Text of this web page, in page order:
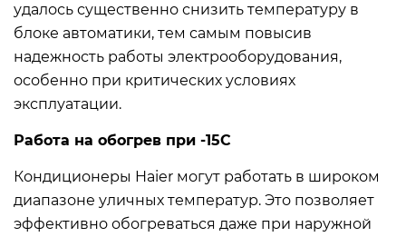
удалось существенно снизить температуру в
блоке автоматики, тем самым повысив
надежность работы электрооборудования,
особенно при критических условиях
эксплуатации.
Работа на обогрев при -15С
Кондиционеры Haier могут работать в широком
диапазоне уличных температур. Это позволяет
эффективно обогреваться даже при наружной